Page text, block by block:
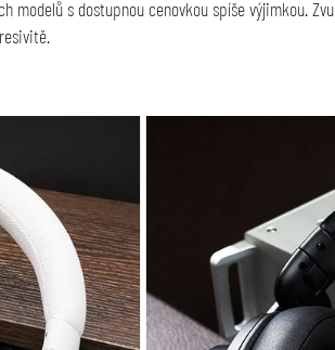
modelů s dostupnou cenovkou spíše výjimkou.
.